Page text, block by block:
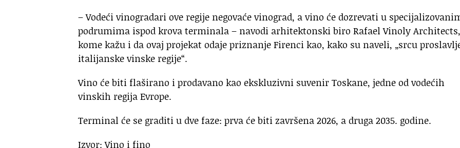
– Vodeći vinogradari ove regije negovaće vinograd, a vino će dozrevati u
podrumima ispod krova terminala – navodi arhitektonski biro Rafael Vinoly
kome kažu i da ovaj projekat odaje priznanje Firenci kao, kako su naveli, „srcu
italijanske vinske regije“.
Vino će biti flaširano i prodavano kao ekskluzivni suvenir Toskane, jedne od vodećih
vinskih regija Evrope.
Terminal će se graditi u dve faze: prva će biti završena 2026, a druga 2035. godine.
Izvor: Vino i fino